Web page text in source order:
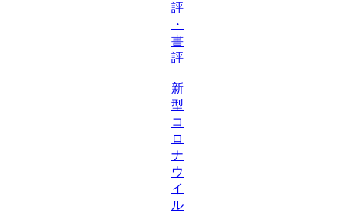
評
・
書
評
新
型
コ
ロ
ナ
ウ
イ
ル